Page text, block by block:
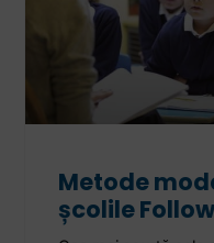
Metode
școlile